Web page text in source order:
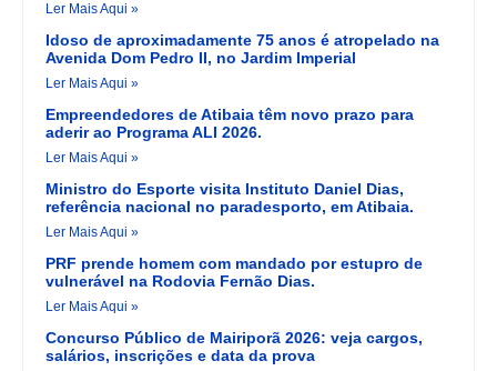
Ler Mais Aqui »
Idoso de aproximadamente 75 anos é atropelado na
Avenida Dom Pedro II, no Jardim Imperial
Ler Mais Aqui »
Empreendedores de Atibaia têm novo prazo para
aderir ao Programa ALI 2026.
Ler Mais Aqui »
Ministro do Esporte visita Instituto Daniel Dias,
referência nacional no paradesporto, em Atibaia.
Ler Mais Aqui »
PRF prende homem com mandado por estupro de
vulnerável na Rodovia Fernão Dias.
Ler Mais Aqui »
Concurso Público de Mairiporã 2026: veja cargos,
salários, inscrições e data da prova